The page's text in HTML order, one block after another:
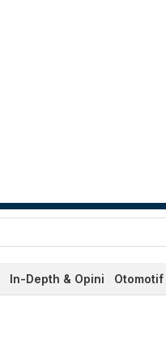
In-Depth & Opini Otomotif